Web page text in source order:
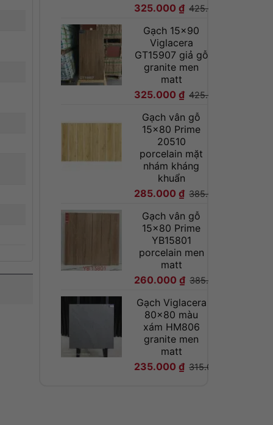
325.000₫ 425.000
Gạch 15x90
Viglacera
GT15907 giả gỗ
granite men
matt
325.000₫ 425.000
Gạch vân gỗ
15x80 Prime
20510
porcelain mặt
nhám kháng
khuẩn
285.000₫ 385.000
Gạch vân gỗ
15x80 Prime
YB15801
porcelain men
matt
260.000₫ 385.000
Gạch Viglacera
80x80 màu
xám HM806
granite men
matt
235.000₫ 315.000